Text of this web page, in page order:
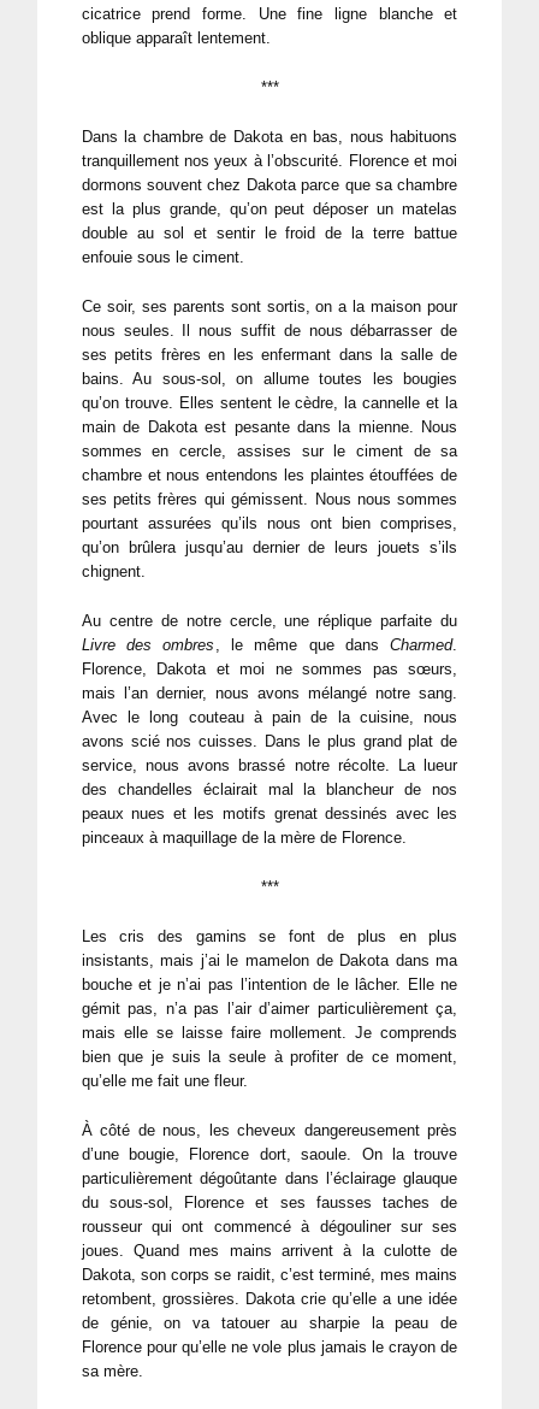
cicatrice prend forme. Une fine ligne blanche et
oblique apparaît lentement.
***
Dans la chambre de Dakota en bas, nous habituons
tranquillement nos yeux à l’obscurité. Florence et moi
dormons souvent chez Dakota parce que sa chambre
est la plus grande, qu’on peut déposer un matelas
double au sol et sentir le froid de la terre battue
enfouie sous le ciment.
Ce soir, ses parents sont sortis, on a la maison pour
nous seules. Il nous suffit de nous débarrasser de
ses petits frères en les enfermant dans la salle de
bains. Au sous-sol, on allume toutes les bougies
qu’on trouve. Elles sentent le cèdre, la cannelle et la
main de Dakota est pesante dans la mienne. Nous
sommes en cercle, assises sur le ciment de sa
chambre et nous entendons les plaintes étouffées de
ses petits frères qui gémissent. Nous nous sommes
pourtant assurées qu’ils nous ont bien comprises,
qu’on brûlera jusqu’au dernier de leurs jouets s’ils
chignent.
Au centre de notre cercle, une réplique parfaite du
Livre des ombres , le même que dansCharmed.
Florence, Dakota et moi ne sommes pas sœurs,
mais l’an dernier, nous avons mélangé notre sang.
Avec le long couteau à pain de la cuisine, nous
avons scié nos cuisses. Dans le plus grand plat de
service, nous avons brassé notre récolte. La lueur
des chandelles éclairait mal la blancheur de nos
peaux nues et les motifs grenat dessinés avec les
pinceaux à maquillage de la mère de Florence.
***
Les cris des gamins se font de plus en plus
insistants, mais j’ai le mamelon de Dakota dans ma
bouche et je n’ai pas l’intention de le lâcher. Elle ne
gémit pas, n’a pas l’air d’aimer particulièrement ça,
mais elle se laisse faire mollement. Je comprends
bien que je suis la seule à profiter de ce moment,
qu’elle me fait une fleur.
À côté de nous, les cheveux dangereusement près
d’une bougie, Florence dort, saoule. On la trouve
particulièrement dégoûtante dans l’éclairage glauque
du sous-sol, Florence et ses fausses taches de
rousseur qui ont commencé à dégouliner sur ses
joues. Quand mes mains arrivent à la culotte de
Dakota, son corps se raidit, c’est terminé, mes mains
retombent, grossières. Dakota crie qu’elle a une idée
de génie, on va tatouer au sharpie la peau de
Florence pour qu’elle ne vole plus jamais le crayon de
sa mère.